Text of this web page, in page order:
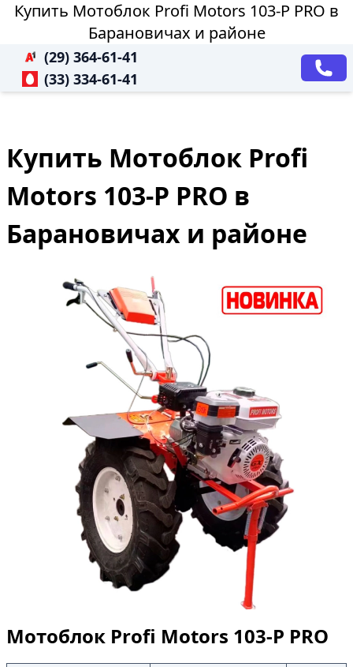
Купить Мотоблок Profi Motors 103-P PRO в
Барановичах и районе
(29) 364-61-41
(33) 334-61-41
Купить Мотоблок Profi
Motors 103-P PRO в
Барановичах и районе
Мотоблок Profi Motors 103-P PRO